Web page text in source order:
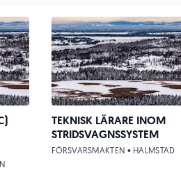
TEKNISK LÄRARE INOM
STRIDSVAGNSSYSTEM
FÖRSVARSMAKTEN • HALMSTAD